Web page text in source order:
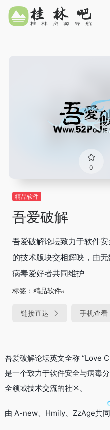
0
精品软件
吾爱破解
吾爱破解论坛致力于软件
的技术版块交相辉映，由
病毒爱好者共同维护
标签： 精品软件
链接直达 手机查看
吾爱破解论坛英文全称 “Love
是一个致力于软件安全与病毒
全领域技术交流的社区。
由 A-new、Hmily、ZzAge共